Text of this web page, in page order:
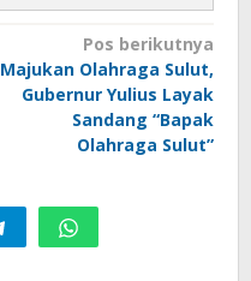
Pos berikutnya
Majukan Olahraga Sulut,
Gubernur Yulius Layak
Sandang “Bapak
Olahraga Sulut”